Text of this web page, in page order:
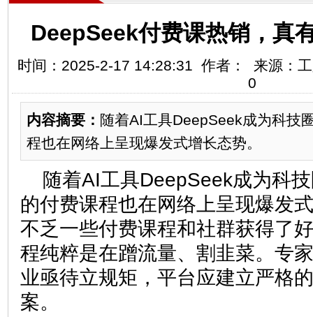
DeepSeek付费课热销，真
时间：2025-2-17 14:28:31 作者： 来源：
0
内容摘要： 随着AI工具DeepSeek成为科技
程也在网络上呈现爆发式增长态势。
随着AI工具DeepSeek成为科
的付费课程也在网络上呈现爆发
不乏一些付费课程和社群获得了
程纯粹是在蹭流量、割韭菜。专
业亟待立规矩，平台应建立严格
案。